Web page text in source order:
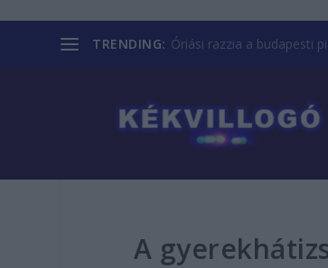
TRENDING: Óriási razzia a budapesti
A